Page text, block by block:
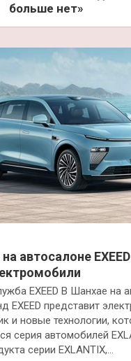
больше нет»
автосалоне
EXEED В Шанхае на
EXEED представит
и новые технологии,
серия автомобилей
серии EXLANTIX,…